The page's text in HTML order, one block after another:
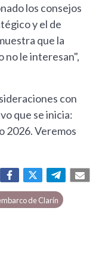
los consejos
y el de
que la
no le interesan",
con
que se inicia:
2026. Veremos
de Clarín